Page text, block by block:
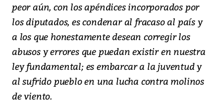
peor aún, con los apéndices incorporados por
los diputados, es condenar al fracaso al país y
a los que honestamente desean corregir los
abusos y errores que puedan existir en nuestra
ley fundamental; es embarcar a la juventud y
al sufrido pueblo en una lucha contra molinos
de viento.